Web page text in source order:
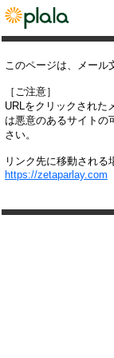
このページは、メール
［ご注意］
URLをクリックされた
は悪意のあるサイトの
さい。
リンク先に移動される
https://zetaparlay.com